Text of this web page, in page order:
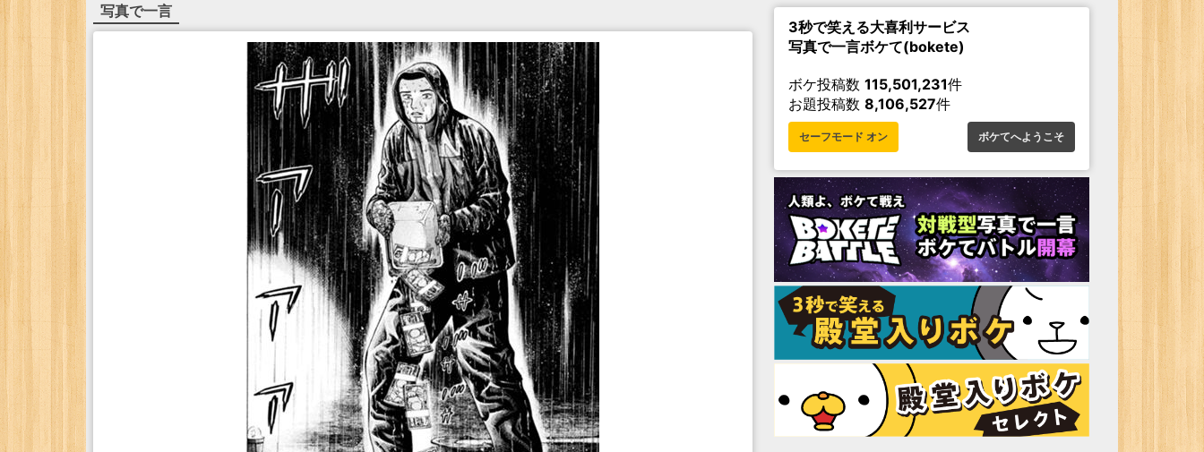
写真で一言
3秒で笑える大喜利サービス
写真で一言ボケて(bokete)
ボケ投稿数 115,501,231件
お題投稿数 8,106,527件
セーフモード オン ボケてへようこそ